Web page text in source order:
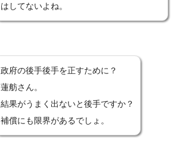
はしてないよね。
政府の後手後手を正すために？
蓮舫さん。
結果がうまく出ないと後手ですか？
補償にも限界があるでしょ。